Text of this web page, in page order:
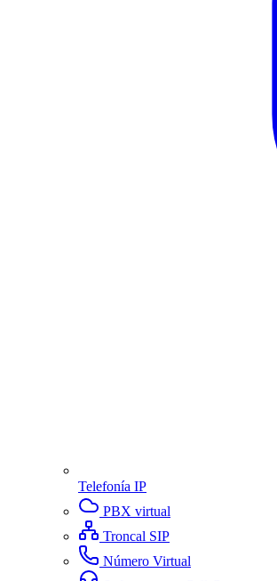
Telefonía IP
PBX virtual
Troncal SIP
Número Virtual